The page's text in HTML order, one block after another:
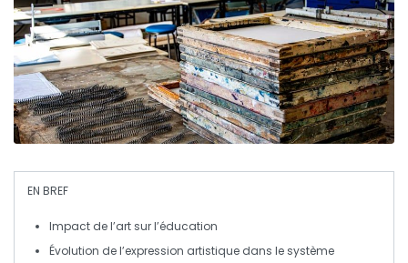
EN BREF
Impact de l’art sur l’éducation
Évolution de l’expression artistique dans le système